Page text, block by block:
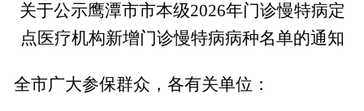
关于公示鹰潭市市本级2026年门诊慢特病定
点医疗机构新增门诊慢特病病种名单的通知
全市广大参保群众，各有关单位：